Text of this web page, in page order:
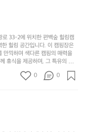
튼
을
조
용
히
이
의
아
주
미
럽
게
이
어
주
리
를
잡
았
는
에게는 매주 특별한 바비큐 파
하여 미각을 만족시켜 줍니다.
덕분에 최근 몇 년 사이에 특히
득해 예약이 빠르게 차는 만큼
공간에서 가족 및 사랑하는 사
레이크 글램핑은 언젠가 반드시
: ★★★★★
로 33-2에 위치한 편백숲 힐링캠
힐링 공간입니다. 이 캠핑장은
만끽하며 색다른 캠핑의 매력을
휴식을 제공하며, 그 특유의 아로
을 맞으며 조용한 숲속에서의 커
선사합니다. 편백숲 힐링캠프는
며 다양한 생태계를 체험해보는
즐기며 별빛 아래서 시간을 보
. 운영자는 항상 방문객의 편안함
시설을 자랑합니다. 가족들이
0 0